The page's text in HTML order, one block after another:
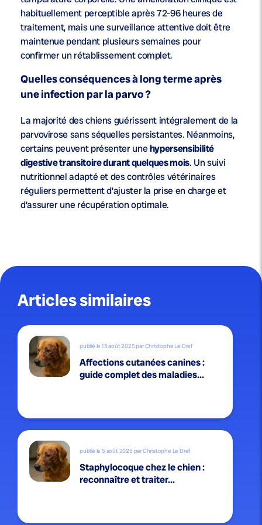
habituellement perceptible après 72-96 heures de
traitement, mais une surveillance attentive doit être
maintenue pendant plusieurs semaines pour
confirmer un rétablissement complet.
Quelles conséquences à long terme après
une infection par la parvo ?
La majorité des chiens guérissent intégralement de la
parvovirose sans séquelles persistantes. Néanmoins,
certains peuvent présenter unehypersensibilité
digestive transitoire durant quelques mois. Un suivi
nutritionnel adapté et des contrôles vétérinaires
réguliers permettent d’ajuster la prise en charge et
d’assurer une récupération optimale.
Articles similaires
publié le 15 août 2025 par Christophe Le Dref
Affections cutanées canines :
guide complet des maladies...
publié le 5 août 2025 par Christophe Le Dref
Staphylocoque chez le chien :
reconnaître et traiter...